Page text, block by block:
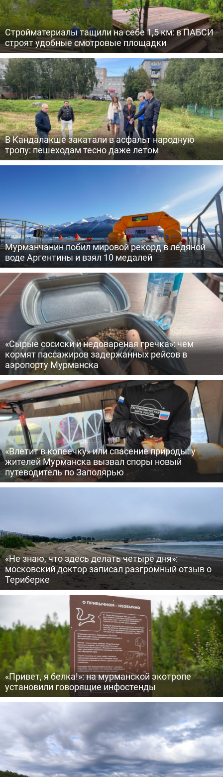
Стройматериалы тащили на себе 1,5 км: в ПАБСИ
строят удобные смотровые площадки
В Кандалакше закатали в асфальт народную
тропу: пешеходам тесно даже летом
Мурманчанин побил мировой рекорд в ледяной
воде Аргентины и взял 10 медалей
«Сырые сосиски и недовареная гречка»: чем
кормят пассажиров задержанных рейсов в
аэропорту Мурманска
«Влетит в копеечку» или спасение природы: у
жителей Мурманска вызвал споры новый
путеводитель по Заполярью
«Не знаю, что здесь делать четыре дня»:
московский доктор записал разгромный отзыв о
Териберке
«Привет, я белка!»: на мурманской экотропе
установили говорящие инфостенды